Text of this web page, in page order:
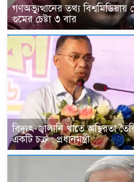
গণঅভ্যুত্থানের তথ্য
গুমের চেষ্টা ৩ বার
বিদ্যুৎ-জ্বালানি খাতে অস্থিরতা
একটি চক্র : প্রধানমন্ত্রী